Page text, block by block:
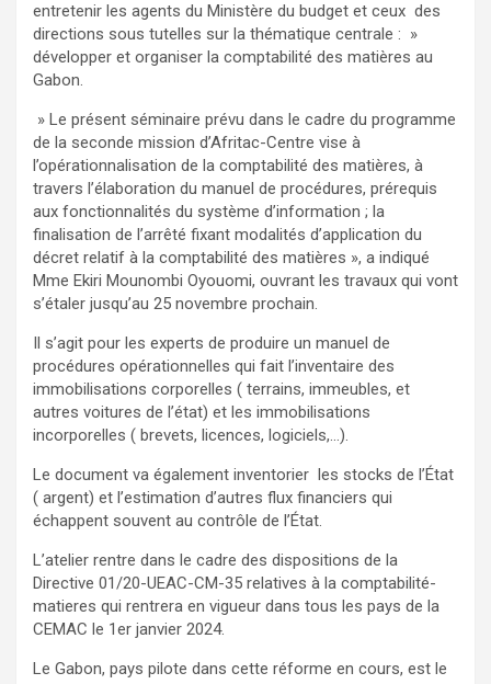
entretenir les agents du Ministère du budget et ceux des
directions sous tutelles sur la thématique centrale : »
développer et organiser la comptabilité des matières au
Gabon.
» Le présent séminaire prévu dans le cadre du programme
de la seconde mission d’Afritac-Centre vise à
l’opérationnalisation de la comptabilité des matières, à
travers l’élaboration du manuel de procédures, prérequis
aux fonctionnalités du système d’information ; la
finalisation de l’arrêté fixant modalités d’application du
décret relatif à la comptabilité des matières », a indiqué
Mme Ekiri Mounombi Oyouomi, ouvrant les travaux qui vont
s’étaler jusqu’au 25 novembre prochain.
Il s’agit pour les experts de produire un manuel de
procédures opérationnelles qui fait l’inventaire des
immobilisations corporelles ( terrains, immeubles, et
autres voitures de l’état) et les immobilisations
incorporelles ( brevets, licences, logiciels,…).
Le document va également inventorier les stocks de l’État
( argent) et l’estimation d’autres flux financiers qui
échappent souvent au contrôle de l’État.
L’atelier rentre dans le cadre des dispositions de la
Directive 01/20-UEAC-CM-35 relatives à la comptabilité-
matieres qui rentrera en vigueur dans tous les pays de la
CEMAC le 1er janvier 2024.
Le Gabon, pays pilote dans cette réforme en cours, est le